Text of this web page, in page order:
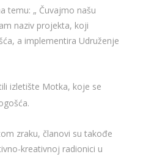
temu: „ Čuvajmo našu
naziv projekta, koji
a implementira Udruženje
izletište Motka, koje se
zraku, članovi su takođe
kreativnoj radionici u